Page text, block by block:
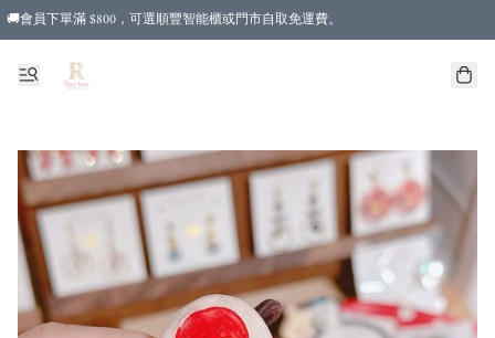
🚚會員下單滿 $800，可選順豐智能櫃或門市自取免運費。